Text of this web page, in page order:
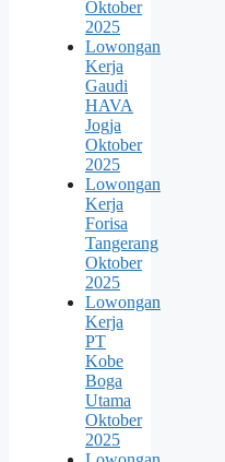
Oktober
2025
Lowongan
Kerja
Gaudi
HAVA
Jogja
Oktober
2025
Lowongan
Kerja
Forisa
Tangerang
Oktober
2025
Lowongan
Kerja
PT
Kobe
Boga
Utama
Oktober
2025